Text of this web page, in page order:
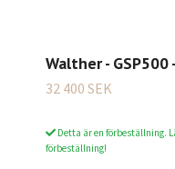
Walther - GSP500
32 400 SEK
Detta är en förbeställning.
förbeställning!